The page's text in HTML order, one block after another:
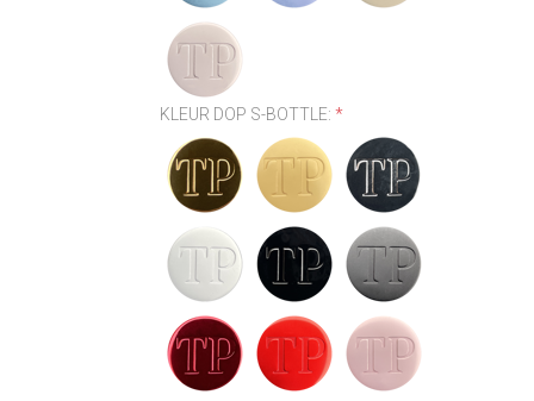
KLEUR DOP S-BOTTLE:*